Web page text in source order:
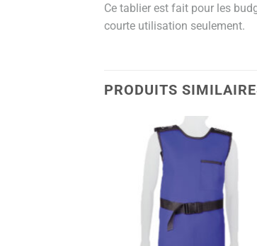
Ce tablier est fait pour les
courte utilisation seulement.
PRODUITS